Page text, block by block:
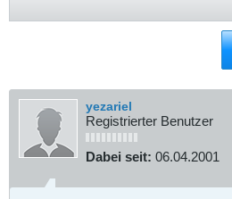
yezariel
Registrierter Benutzer
Dabei seit: 06.04.2001